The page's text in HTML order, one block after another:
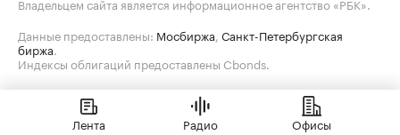
Данные предоставлены: Мосбиржа Санкт-Петербургская
биржа
Индексы облигаций предоставлены Cbonds.
Лента Радио Офисы